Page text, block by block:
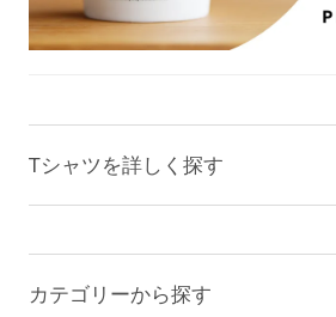
Tシャツを詳しく探す
カテゴリーから探す